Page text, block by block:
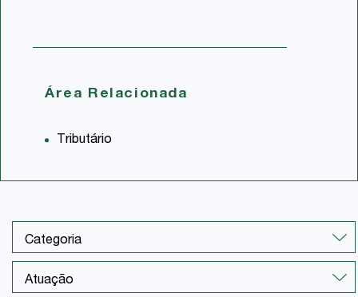
Área Relacionada
Tributário